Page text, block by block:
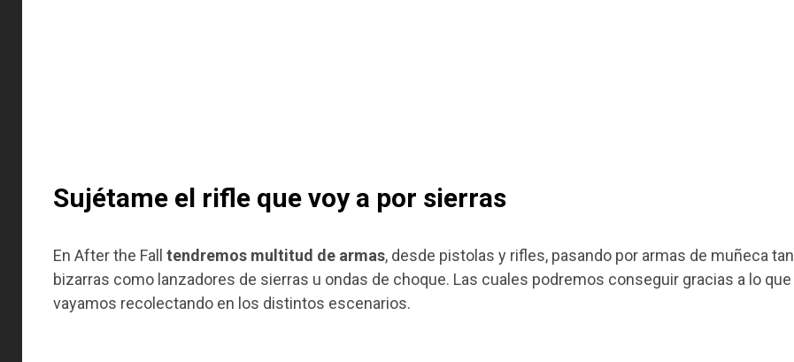
Sujétame el rifle que voy a por sierras
En After the Fall tendremos multitud de armas, desde pistolas y rifles, pasando por armas de muñeca tan
bizarras como lanzadores de sierras u ondas de choque. Las cuales podremos conseguir gracias a lo que
vayamos recolectando en los distintos escenarios.